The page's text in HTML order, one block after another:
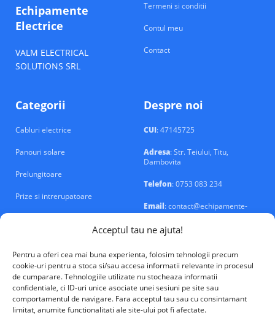
Acceptul tau ne ajuta!
Pentru a oferi cea mai buna experienta, folosim tehnologii precum
cookie-uri pentru a stoca si/sau accesa informatii relevante in procesul
de cumparare. Tehnologiile utilizate nu stocheaza informatii
confidentiale, ci ID-uri unice asociate unei sesiuni pe site sau
comportamentul de navigare. Fara acceptul tau sau cu consintamant
limitat, anumite functionalitati ale site-ului pot fi afectate.
Echipamente
Electrice
VALM ELECTRICAL
SOLUTIONS SRL
Termeni si conditii
Contul meu
Contact
Categorii
Cabluri electrice
Panouri solare
Prelungitoare
Prize si intrerupatoare
Despre noi
CUI: 47145725
Adresa: Str. Teiului, Titu,
Dambovita
Telefon: 0753 083 234
Email: contact@echipamente-
electrice.ro
VALM Electrical Solutions © 2026